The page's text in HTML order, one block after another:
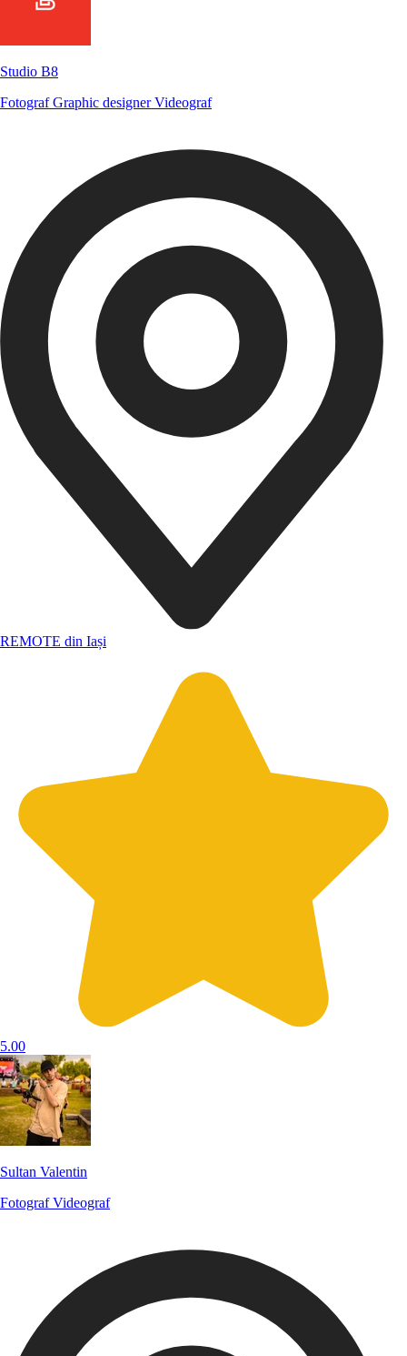
Studio B8
FotografGraphic designerVideograf
REMOTE din Iași
5.00
Sultan Valentin
FotografVideograf